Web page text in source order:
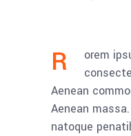
R
orem
Aenean
Aenean
natoque